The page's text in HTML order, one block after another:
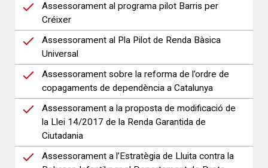
Assessorament al programa pilot Barris per
Créixer
Assessorament al Pla Pilot de Renda Bàsica
Universal
Assessorament sobre la reforma de l’ordre de
copagaments de dependència a Catalunya
Assessorament a la proposta de modificació de
la Llei 14/2017 de la Renda Garantida de
Ciutadania
Assessorament a l’Estratègia de Lluita contra la